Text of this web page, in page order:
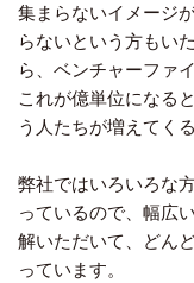
集まらないイメージ
らないという方もい
ら、ベンチャーファ
これが億単位になる
う人たちが増えてく
弊社ではいろいろな
っているので、幅広
解いただいて、どん
っています。